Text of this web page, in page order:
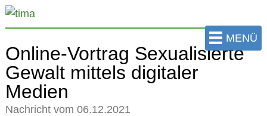
zum
Hauptinhalt
Seite
springen
MENÜ
Online-Vortrag Sexualisierte
Gewalt mittels digitaler
Medien
Nachricht vom 06.12.2021